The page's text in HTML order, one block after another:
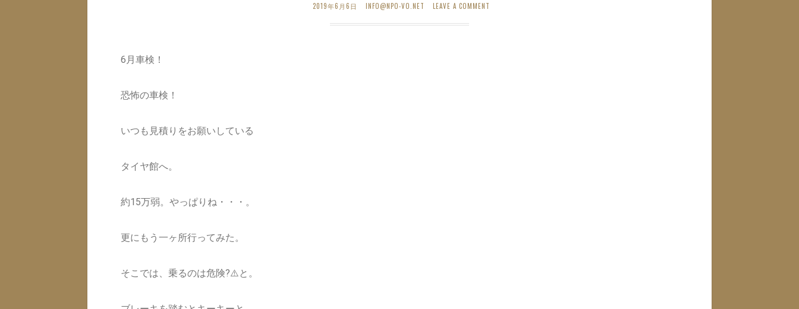
2019年6月6日 INFO@NPO-VO.NET LEAVE A COMMENT
6月車検！
恐怖の車検！
いつも見積りをお願いしている
タイヤ館へ。
約15万弱。やっぱりね・・・。
更にもう一ヶ所行ってみた。
そこでは、乗るのは危険?⚠️と。